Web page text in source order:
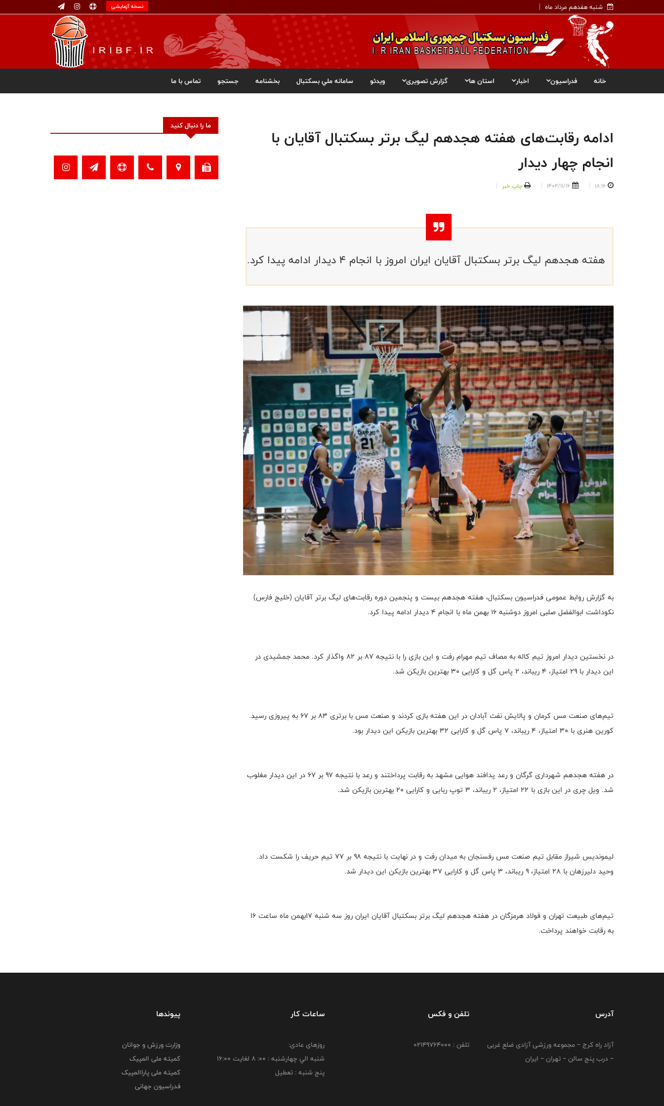
شنبه هفدهم مرداد ماه نسخه آزمایشی
خانه فدراسیون اخبار استان ها گزارش تصویری ویدئو سامانه ملي بسکتبال بخشنامه جستجو تماس با ما
ادامه رقابت‌های هفته هجدهم لیگ برتر بسکتبال آقایان با
انجام چهار دیدار
18:16
1402/11/16 چاپ خبر
هفته هجدهم لیگ برتر بسکتبال آقایان ایران امروز با انجام ۴ دیدار ادامه پیدا کرد.
به گزارش روابط عمومی فدراسیون بسکتبال، هفته هجدهم بیست و پنجمین دوره رقابت‌های لیگ برتر آقایان (خلیج فارس)
نکوداشت ابوالفضل صلبی امروز دوشنبه ۱۶ بهمن ماه با انجام ۴ دیدار ادامه پیدا کرد.
در نخستین دیدار امروز تیم کاله به مصاف تیم مهرام رفت و این بازی را با نتیجه ۸۷ بر ۸۲ واگذار کرد. محمد جمشیدی در
این دیدار با ۲۹ امتیاز، ۴ ریباند، ۲ پاس گل و کارایی ۳۰ بهترین بازیکن شد.
تیم‌های صنعت مس کرمان و پالایش نفت آبادان در این هفته بازی کردند و صنعت مس با برتری ۸۳ بر ۶۷ به پیروزی رسید.
کورین هنری با ۳۰ امتیاز، ۴ ریباند، ۷ پاس گل و کارایی ۳۲ بهترین بازیکن این دیدار بود.
در هفته هجدهم شهرداری گرگان و رعد پدافند هوایی مشهد به رقابت پرداختند و رعد با نتیجه ۹۷ بر ۶۷ در این دیدار مغلوب
شد. ویل چری در این بازی با ۲۲ امتیاز، ۲ ریباند، ۳ توپ ربایی و کارایی ۲۰ بهترین بازیکن شد.
لیموندیس شیراز مقابل تیم صنعت مس رفسنجان به میدان رفت و در نهایت با نتیجه ۹۸ بر ۷۷ تیم حریف را شکست داد.
وحید دلیرزهان با ۲۸ امتیاز، ۹ ریباند، ۳ پاس گل و کارایی ۳۷ بهترین بازیکن این دیدار شد.
تیم‌های طبیعت تهران و فولاد هرمزگان در هفته هجدهم لیگ برتر بسکتبال آقایان ایران روز سه شنبه ۱۷بهمن ماه ساعت ۱۶
به رقابت خواهند پرداخت.
ما را دنبال کنید
آدرس
آزاد راه کرج – مجموعه ورزشی آزادی ضلع غربی
– درب پنج سالن – تهران – ایران
تلفن و فکس
تلفن : 02149764000
ساعات کار
روزهای عادی:
شنبه الي چهارشنبه : 00: 8 لغايت 16:00
پنج شنبه : تعطیل
پیوندها
وزارت ورزش و جوانان
کمیته ملی المپیک
کمیته ملی پاراالمپیک
فدراسیون جهانی